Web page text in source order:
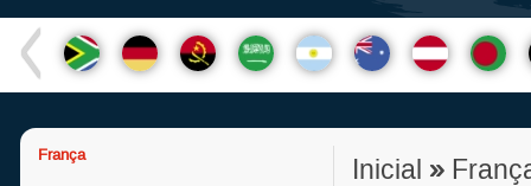
França
Inicial »